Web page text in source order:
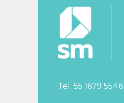
Tel: 55 1679 5546